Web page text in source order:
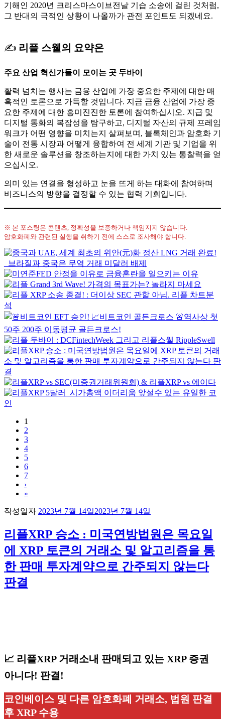
기해인 2020년 크리스마스이브전날 기습 소송에 걸린 것처럼,
그 반대의 극적인 상황이 나올까가 관전 포인트도 되겠네요.
✍ 리플 스웰의 요약은
주요 산업 혁신가들이 모이는 곳 두바이
활력 넘치는 행사는 금융 산업에 가장 중요한 주제에 대한 매
혹적인 토론으로 가득할 것입니다. 지금 금융 산업에 가장 중
요한 주제에 대한 흥미진진한 토론에 참여하십시오. 지급 및
디지털 통화의 복잡성을 탐구하고, 디지털 자산의 규제 프레임
워크가 어떤 영향을 미치는지 살펴보며, 블록체인과 암호화 기
술이 전통 시장과 어떻게 융합하여 전 세계 기관 및 기업을 위
한 새로운 솔루션을 창조하는지에 대한 가치 있는 통찰력을 얻
으십시오.
의미 있는 연결을 형성하고 눈을 뜨게 하는 대화에 참여하며
비즈니스의 방향을 결정할 수 있는 협력 기회입니다.
※ 본 포스팅은 콘텐츠, 정확성을 보증하거나 책임지지 않습니다.
암호화폐와 관련된 실행을 취하기 전에 스스로 조사해야 합니다.
1
2
3
4
5
6
7
›
»
작성일자 2023년 7월 14일2023년 7월 14일
리플XRP 승소 : 미국연방법원은 목요일
에 XRP 토큰의 거래소 및 알고리즘을 통
한 판매 투자계약으로 간주되지 않는다
판결
📈 리플XRP 거래소내 판매되고 있는 XRP 증권
아니다! 판결!
코인베이스 및 다른 암호화폐 거래소, 법원 판결
후 XRP 수용